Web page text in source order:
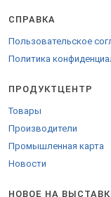
СПРАВКА
Пользовательское
Политика
ПРОДУКТЦЕНТР
Товары
Производители
Промышленная карта
Новости
НОВОЕ НА